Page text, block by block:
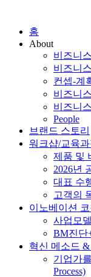
홈
About
비즈니
비즈니
컨셉-계
비즈니
비즈니
People
브랜드 스토리
워크샵/교육과
제품 및
2026년
대표 수
고객의
이노베이션 코
사업모
BM진단
혁신 메소드 &
기업가
Process)